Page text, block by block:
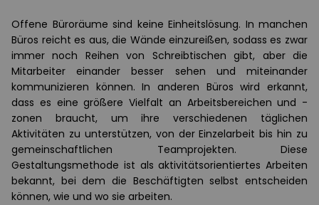
Offene Büroräume sind keine Einheitslösung. In manchen
Büros reicht es aus, die Wände einzureißen, sodass es zwar
immer noch Reihen von Schreibtischen gibt, aber die
Mitarbeiter einander besser sehen und miteinander
kommunizieren können. In anderen Büros wird erkannt,
dass es eine größere Vielfalt an Arbeitsbereichen und -
zonen braucht, um ihre verschiedenen täglichen
Aktivitäten zu unterstützen, von der Einzelarbeit bis hin zu
gemeinschaftlichen Teamprojekten. Diese
Gestaltungsmethode ist als aktivitätsorientiertes Arbeiten
bekannt, bei dem die Beschäftigten selbst entscheiden
können, wie und wo sie arbeiten.